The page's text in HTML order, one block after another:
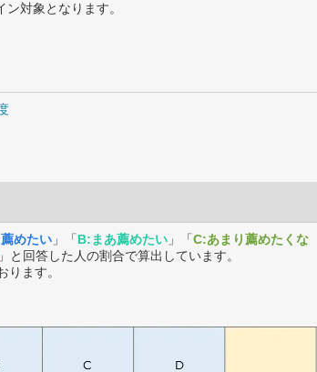
対象となります。
めたい 」「B:まあ薦めたい 」「C:あまり薦めたくな
」と回答した人の割合で算出しています。
ます。